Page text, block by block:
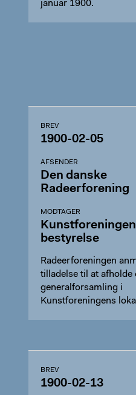
januar 1900.
BREV
1900-02-05
AFSENDER
Den danske
Radeerforening
MODTAGER
bestyrelse
Radeerforeningen
tilladelse til at afholde
generalforsamling i
Kunstforeningens
BREV
1900-02-13